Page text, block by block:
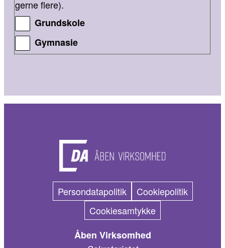
gerne flere).
Grundskole
Gymnasie
Persondatapolitik
Cookiepolitik
Cookiesamtykke
Åben Virksomhed